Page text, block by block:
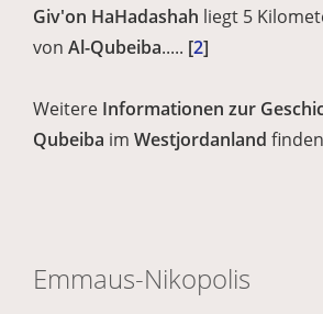
Giv'on HaHadashah liegt 5
von Al-Qubeiba..... [2]
Weitere Informationen zur
Qubeiba im Westjordanland finden
Emmaus-Nikopolis